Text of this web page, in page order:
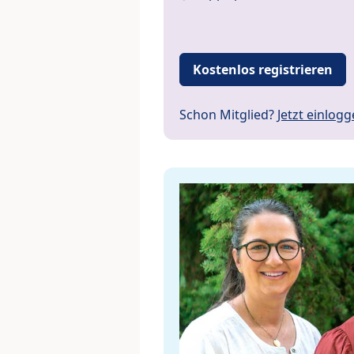
Kostenlos registrieren
Schon Mitglied? Jetzt